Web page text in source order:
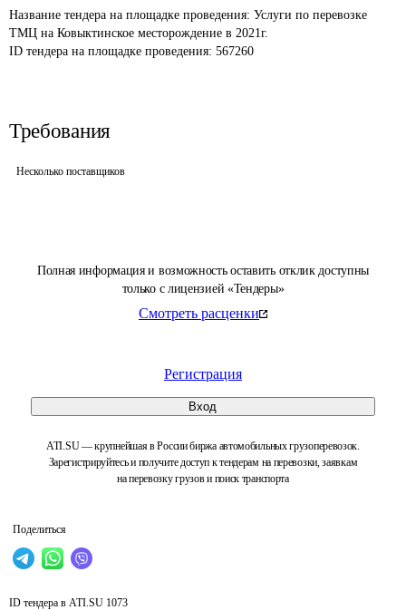
Полная информация и возможность оставить отклик доступны
только с лицензией «Тендеры»
Смотреть расценки
Регистрация
Вход
ATI.SU — крупнейшая в России биржа автомобильных грузоперевозок.
Зарегистрируйтесь и получите доступ к тендерам на перевозки, заявкам
на перевозку грузов и поиск транспорта
Поделиться
Название тендера на площадке проведения: Услуги по перевозке
ТМЦ на Ковыктинское месторождение в 2021г.
ID тендера на площадке проведения: 567260
Требования
Несколько поставщиков
ID тендера в ATI.SU 1073